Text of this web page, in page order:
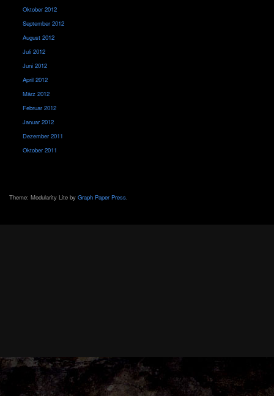
Oktober 2012
September 2012
August 2012
Juli 2012
Juni 2012
April 2012
März 2012
Februar 2012
Januar 2012
Dezember 2011
Oktober 2011
Theme: Modularity Lite by Graph Paper Press.